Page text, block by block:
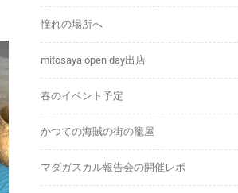
憧れの場所へ
mitosaya open day出店
春のイベント予定
かつての海賊の街の籠屋
マダガスカル報告会の開催レポ